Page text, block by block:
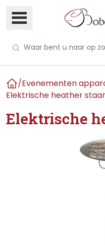
Home
/Evenementen
Elektrische heather
Elektrische